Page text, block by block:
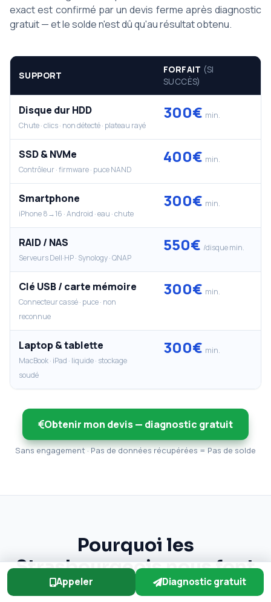
exact est confirmé par un devis ferme après diagnostic
gratuit — et le solde n'est dû qu'au résultat obtenu.
SUPPORT
FORFAIT (SI
SUCCÈS)
Disque dur HDD
Chute · clics · non détecté · plateau rayé
300€ min.
SSD & NVMe
Contrôleur · firmware · puce NAND
400€ min.
Smartphone
iPhone 8→16 · Android · eau · chute
300€ min.
RAID / NAS
Serveurs Dell·HP · Synology · QNAP
550€ /disque min.
Clé USB / carte mémoire
Connecteur cassé · puce · non
reconnue
300€ min.
Laptop & tablette
MacBook · iPad · liquide · stockage
soudé
300€ min.
Obtenir mon devis — diagnostic gratuit
Sans engagement · Pas de données récupérées = Pas de solde
Pourquoi les
Strasbourgeois nous font
confiance
Appeler Diagnostic gratuit